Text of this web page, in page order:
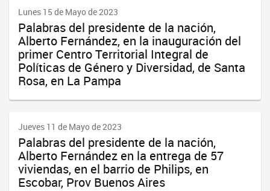
Lunes 15 de Mayo de 2023
Palabras del presidente de la nación,
Alberto Fernández, en la inauguración del
primer Centro Territorial Integral de
Políticas de Género y Diversidad, de Santa
Rosa, en La Pampa
Jueves 11 de Mayo de 2023
Palabras del presidente de la nación,
Alberto Fernández en la entrega de 57
viviendas, en el barrio de Philips, en
Escobar, Prov Buenos Aires